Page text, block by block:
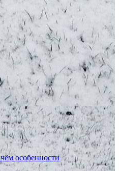
особенности